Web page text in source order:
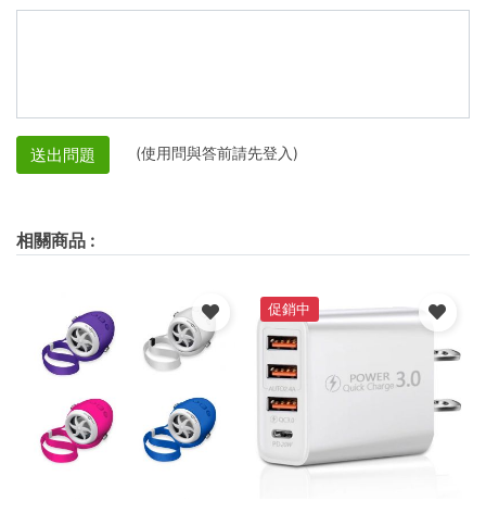
送出問題 (使用問與答前請先登入)
相關商品 :
促銷中